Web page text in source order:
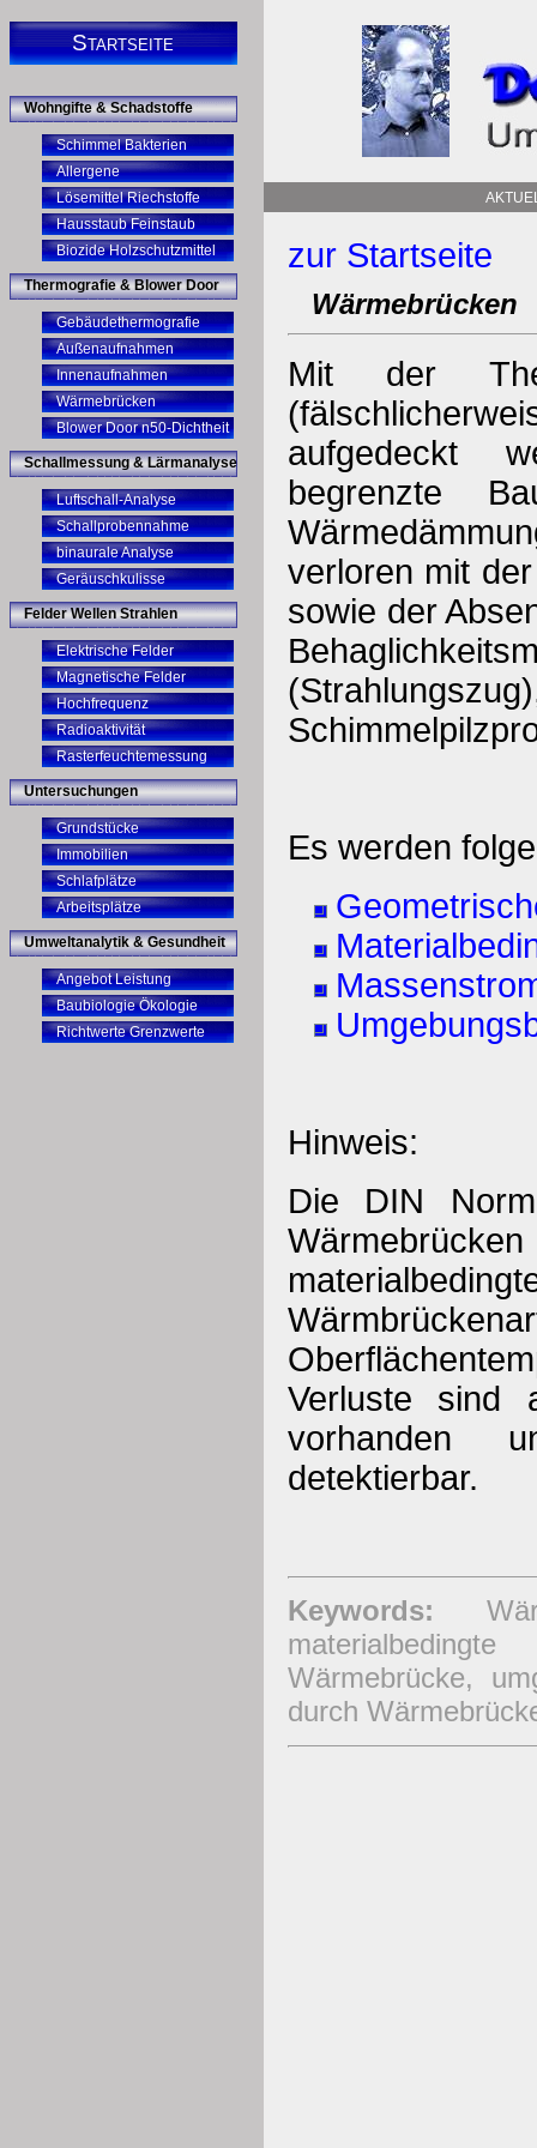
Startseite
Wohngifte & Schadstoffe
Schimmel Bakterien
Allergene
Lösemittel Riechstoffe
Hausstaub Feinstaub
Biozide Holzschutzmittel
Thermografie & Blower Door
Gebäudethermografie
Außenaufnahmen
Innenaufnahmen
Wärmebrücken
Blower Door n50-Dichtheit
Schallmessung & Lärmanalyse
Luftschall-Analyse
Schallprobennahme
binaurale Analyse
Geräuschkulisse
Felder Wellen Strahlen
Elektrische Felder
Magnetische Felder
Hochfrequenz
Radioaktivität
Rasterfeuchtemessung
Untersuchungen
Grundstücke
Immobilien
Schlafplätze
Arbeitsplätze
Umweltanalytik & Gesundheit
Angebot Leistung
Baubiologie Ökologie
Richtwerte Grenzwerte
zur Startseite
Wärmebrücken
Mit der
aufgedeckt
begrenzte
verloren mit
sowie der
Es werden
Hinweis:
Die DIN
Verluste sind
vorhanden
detektierbar.
Keywords:
Wärmebrücke,
durch